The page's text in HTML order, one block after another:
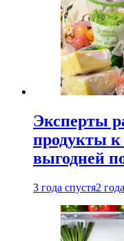
Эксперты
продукты к
выгодней
3 года спустя2